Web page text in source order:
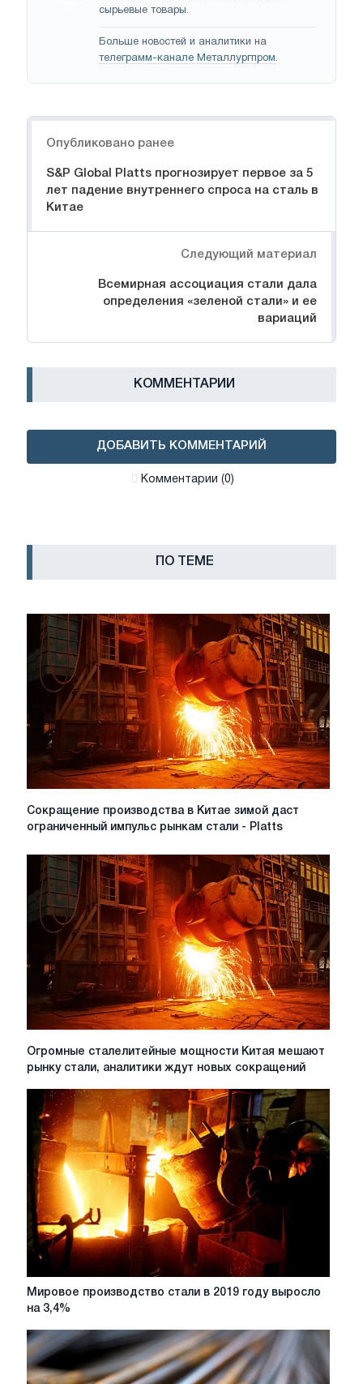
сырьевые товары.
Больше новостей и аналитики на
телеграмм-канале Металлургпром.
Опубликовано ранее
S&P Global Platts прогнозирует первое за 5
лет падение внутреннего спроса на сталь в
Китае
Следующий материал
Всемирная ассоциация стали дала
определения «зеленой стали» и ее
вариаций
КОММЕНТАРИИ
ДОБАВИТЬ КОММЕНТАРИЙ
Комментарии (0)
ПО ТЕМЕ
Сокращение
производства
Китае
зимой
даст
ограниченный
импульс
рынкам
стали
Platts
Сокращение производства в Китае зимой даст
ограниченный импульс рынкам стали - Platts
Огромные
Китая
мешают
рынку
стали,
аналитики
ждут
новых
сокращений
Огромные сталелитейные мощности Китая мешают
рынку стали, аналитики ждут новых сокращений
Мировое
производство
в
2019
году
Мировое производство стали в 2019 году выросло
на 3,4%